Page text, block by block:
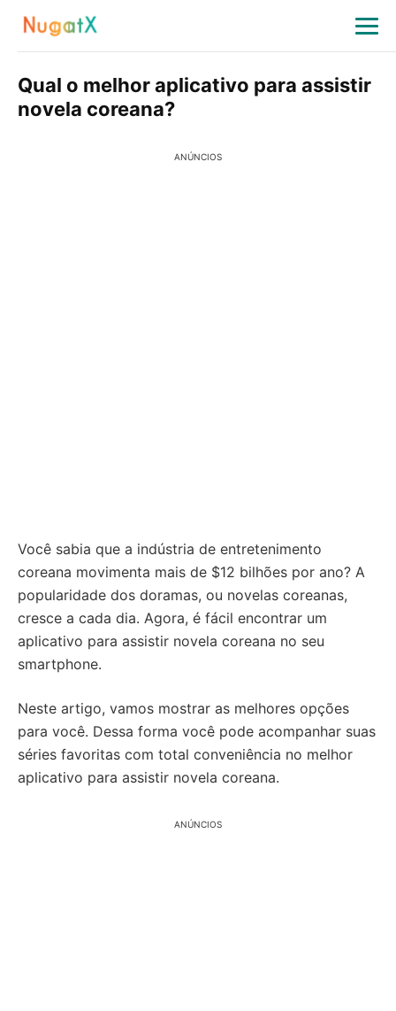
Qual o melhor aplicativo para assistir
novela coreana?
ANÚNCIOS
Você sabia que a indústria de entretenimento
coreana movimenta mais de $12 bilhões por ano? A
popularidade dos doramas, ou novelas coreanas,
cresce a cada dia. Agora, é fácil encontrar um
aplicativo para assistir novela coreana no seu
smartphone.
Neste artigo, vamos mostrar as melhores opções
para você. Dessa forma você pode acompanhar suas
séries favoritas com total conveniência no melhor
aplicativo para assistir novela coreana.
ANÚNCIOS